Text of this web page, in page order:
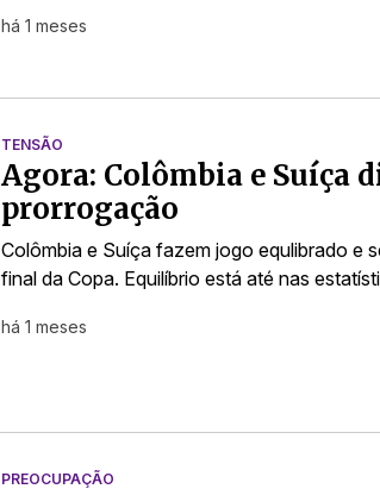
há 1 meses
TENSÃO
Agora: Colômbia e Suíça
prorrogação
Colômbia e Suíça fazem jogo equlibrado e
final da Copa. Equilíbrio está até nas
há 1 meses
PREOCUPAÇÃO